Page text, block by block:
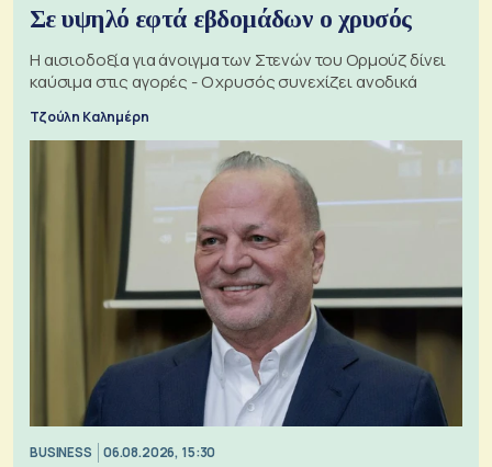
Σε υψηλό εφτά εβδομάδων ο χρυσός
Η αισιοδοξία για άνοιγμα των Στενών του Ορμούζ δίνει
καύσιμα στις αγορές - Ο χρυσός συνεχίζει ανοδικά
Τζούλη Καλημέρη
BUSINESS 06.08.2026, 15:30